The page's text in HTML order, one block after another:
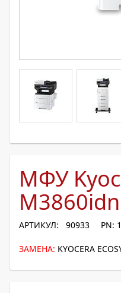
МФУ
M3860idn
АРТИКУЛ: 90933 PN:
ЗАМЕНА: KYOCERA